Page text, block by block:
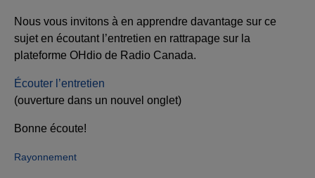
Nous vous invitons à en apprendre davantage sur ce
sujet en écoutant l’entretien en rattrapage sur la
plateforme OHdio de Radio Canada.
Écouter l’entretien
(ouverture dans un nouvel onglet)
Bonne écoute!
Rayonnement